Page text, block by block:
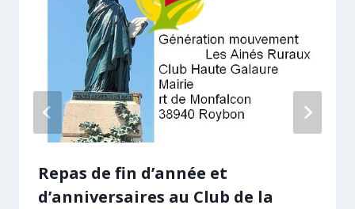
Repas de fin d’année et
d’anniversaires au Club de la